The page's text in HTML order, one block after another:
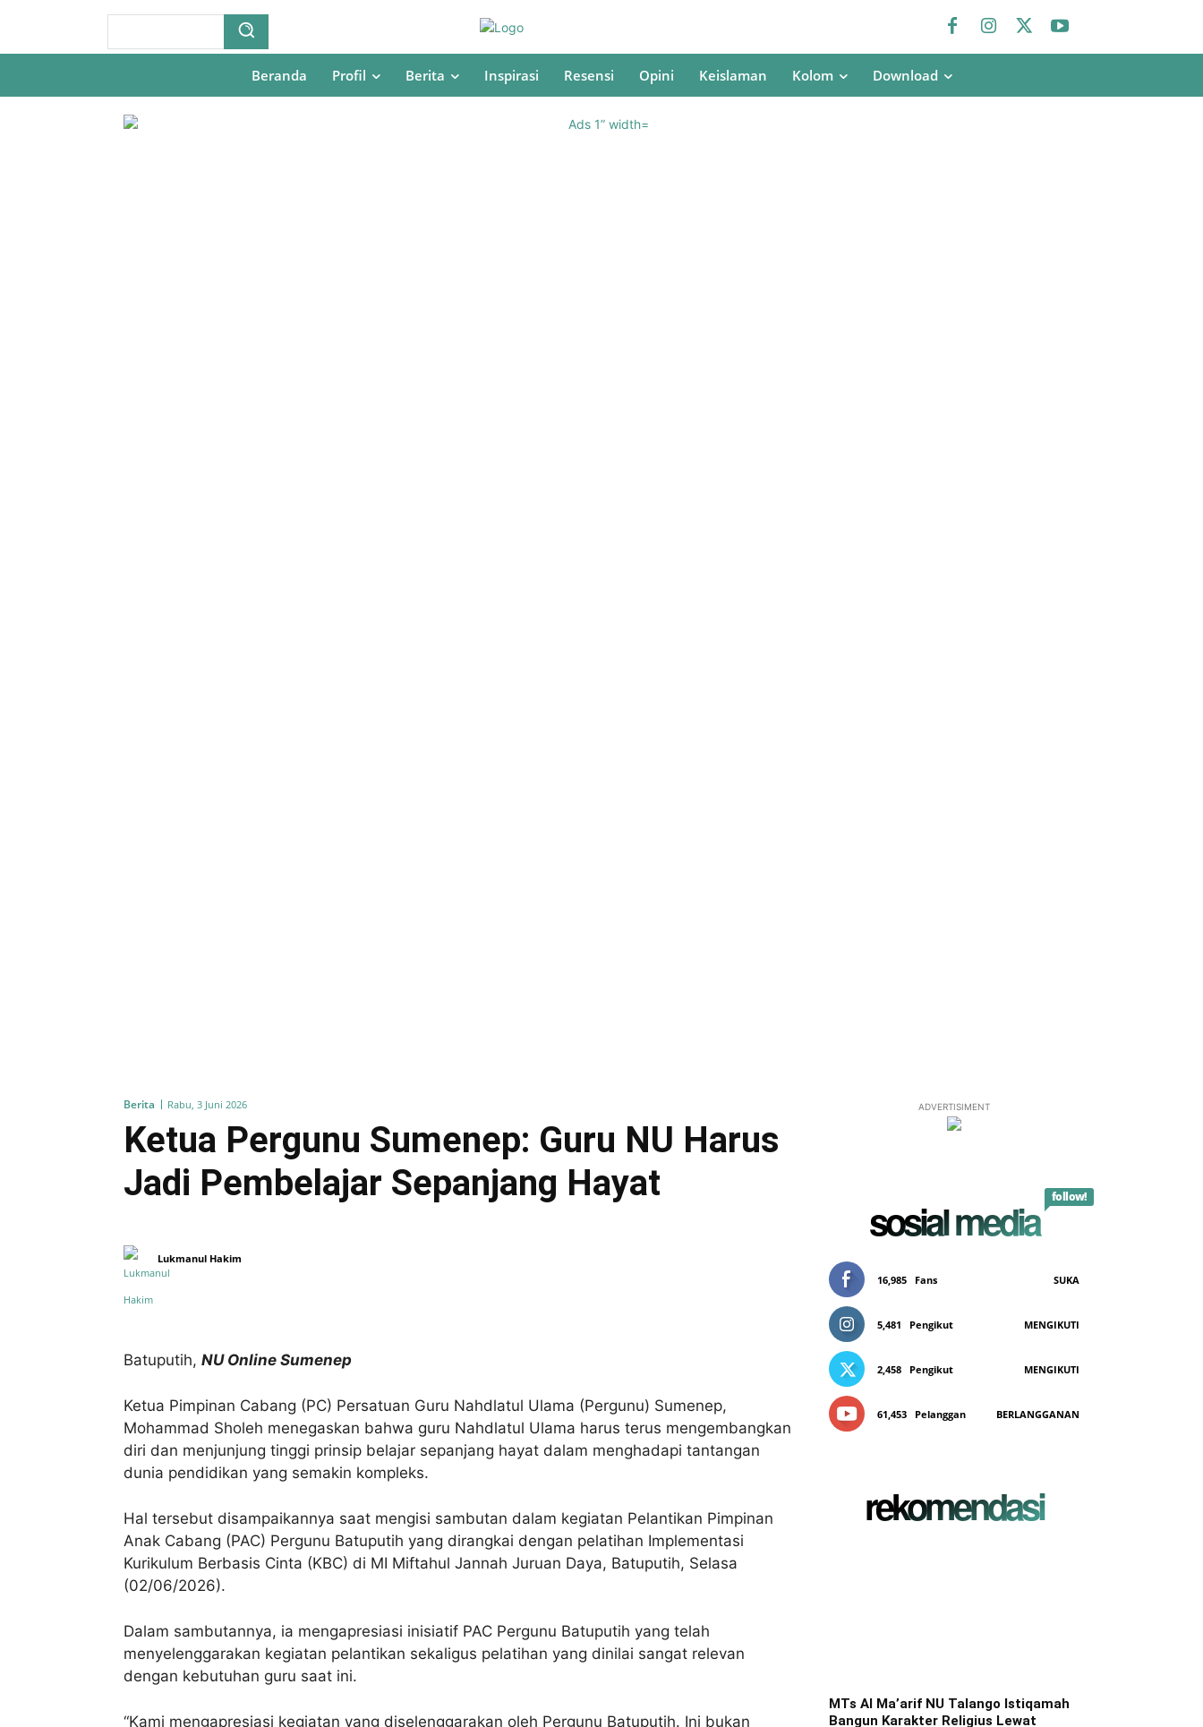
Beranda Profil Berita Inspirasi Resensi Opini Keislaman Kolom Download
Berita Rabu, 3 Juni 2026
Ketua Pergunu Sumenep: Guru NU Harus
Jadi Pembelajar Sepanjang Hayat
Lukmanul Hakim
Batuputih, NU Online Sumenep
Ketua Pimpinan Cabang (PC) Persatuan Guru Nahdlatul Ulama (Pergunu) Sumenep,
Mohammad Sholeh menegaskan bahwa guru Nahdlatul Ulama harus terus mengembangkan
diri dan menjunjung tinggi prinsip belajar sepanjang hayat dalam menghadapi tantangan
dunia pendidikan yang semakin kompleks.
Hal tersebut disampaikannya saat mengisi sambutan dalam kegiatan Pelantikan Pimpinan
Anak Cabang (PAC) Pergunu Batuputih yang dirangkai dengan pelatihan Implementasi
Kurikulum Berbasis Cinta (KBC) di MI Miftahul Jannah Juruan Daya, Batuputih, Selasa
(02/06/2026).
Dalam sambutannya, ia mengapresiasi inisiatif PAC Pergunu Batuputih yang telah
menyelenggarakan kegiatan pelantikan sekaligus pelatihan yang dinilai sangat relevan
dengan kebutuhan guru saat ini.
“Kami mengapresiasi kegiatan yang diselenggarakan oleh Pergunu Batuputih. Ini bukan
ADVERTISIMENT
sosial media follow!
16,985 Fans SUKA
5,481 Pengikut MENGIKUTI
2,458 Pengikut MENGIKUTI
61,453 Pelanggan BERLANGGANAN
rekomendasi
MTs Al Ma’arif NU Talango Istiqamah
Bangun Karakter Religius Lewat